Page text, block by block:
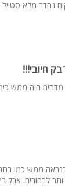
נהדר מלא סטייל
חיובי!!!
היה ממש
ממש כמו
לבחורים. אבל